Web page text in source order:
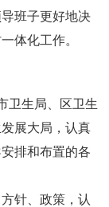
班子更好地决
体化工作。
卫生局、区卫生
展大局，认真
排和布置的各
针、政策，认